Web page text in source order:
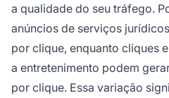
a qualidade do seu tráfego.
anúncios de serviços
por clique, enquanto cliques
a entretenimento podem
por clique. Essa variação